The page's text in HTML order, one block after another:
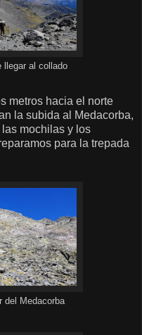
llegar al collado
metros hacia el norte
la subida al Medacorba,
mochilas y los
para la trepada
del Medacorba